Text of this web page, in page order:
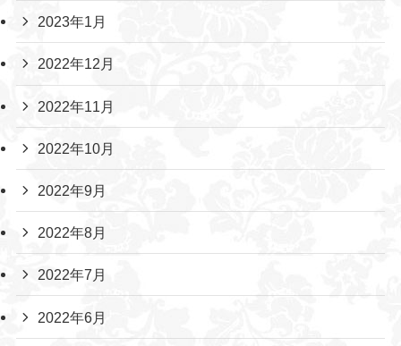
2023年1月
2022年12月
2022年11月
2022年10月
2022年9月
2022年8月
2022年7月
2022年6月